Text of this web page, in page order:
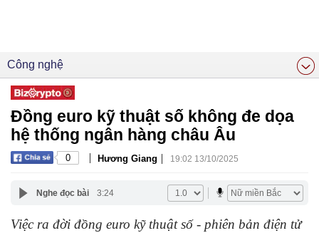
Công nghệ
Đồng euro kỹ thuật số không đe dọa
hệ thống ngân hàng châu Âu
0 | Hương Giang | 19:02 13/10/2025
Nghe đọc bài 3:24
Việc ra đời đồng euro kỹ thuật số - phiên bản điện tử